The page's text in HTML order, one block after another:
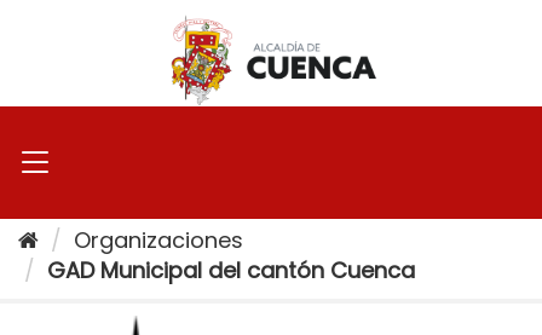
Organizaciones
GAD Municipal del cantón Cuenca